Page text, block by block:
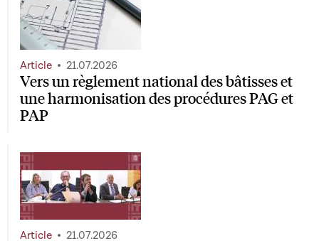
Vers un règlement national des bâtisses et
une harmonisation des procédures PAG et
PAP
Article 21.07.2026
Article 21.07.2026